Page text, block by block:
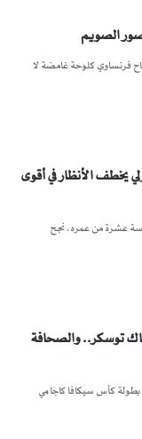
الصويم
فرنساوي كلوحة غامضة لا
يخطف الأنظار في أقوى
عشرة من عمره، نجح
توسكر.. والصحافة
كأس سيكافا كاجامي